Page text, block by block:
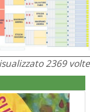
2369 volte